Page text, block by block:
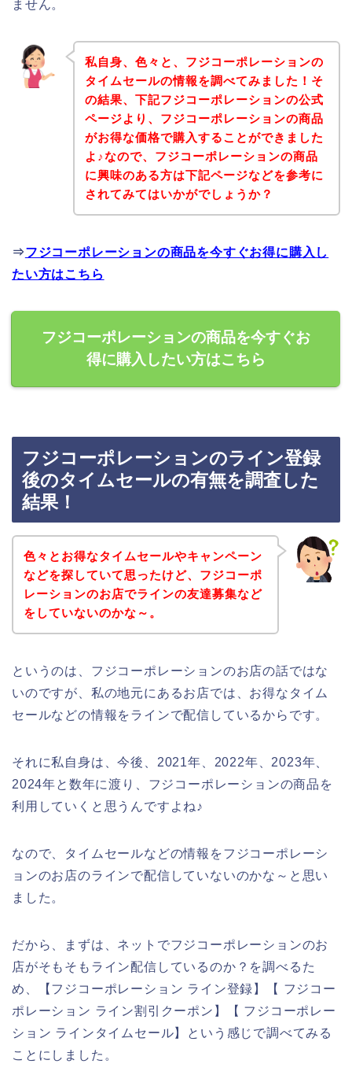
ません。
私自身、色々と、フジコーポレーションの
タイムセールの情報を調べてみました！そ
の結果、下記フジコーポレーションの公式
ページより、フジコーポレーションの商品
がお得な価格で購入することができました
よ♪なので、フジコーポレーションの商品
に興味のある方は下記ページなどを参考に
されてみてはいかがでしょうか？
⇒フジコーポレーションの商品を今すぐお得に購入し
たい方はこちら
フジコーポレーションの商品を今すぐお
得に購入したい方はこちら
フジコーポレーションのライン登録
後のタイムセールの有無を調査した
結果！
色々とお得なタイムセールやキャンペーン
などを探していて思ったけど、フジコーポ
レーションのお店でラインの友達募集など
をしていないのかな～。
というのは、フジコーポレーションのお店の話ではな
いのですが、私の地元にあるお店では、お得なタイム
セールなどの情報をラインで配信しているからです。
それに私自身は、今後、2021年、2022年、2023年、
2024年と数年に渡り、フジコーポレーションの商品を
利用していくと思うんですよね♪
なので、タイムセールなどの情報をフジコーポレーシ
ョンのお店のラインで配信していないのかな～と思い
ました。
だから、まずは、ネットでフジコーポレーションのお
店がそもそもライン配信しているのか？を調べるた
め、【フジコーポレーション ライン登録】【 フジコー
ポレーション ライン割引クーポン】【 フジコーポレー
ション ラインタイムセール】という感じで調べてみる
ことにしました。